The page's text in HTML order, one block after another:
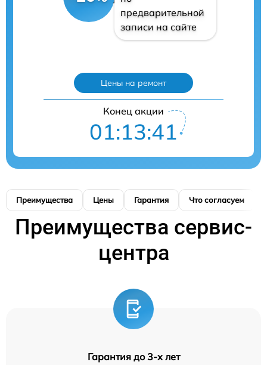
предварительной
записи на сайте
Цены на ремонт
Конец акции
01:13:40
Преимущества Цены Гарантия Что согласуем
Преимущества сервис-
центра
Гарантия до 3-х лет